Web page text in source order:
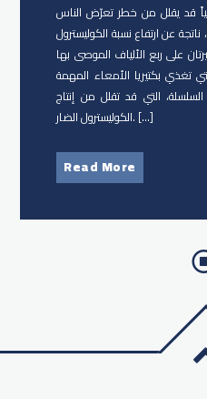
قد يقلل من خطر تعرّض الناس
عن ارتفاع نسبة الكوليسترول
على ربع الألياف الموصى بها
تغذي بكتيريا الأمعاء المهمة
التي قد تقلل من إنتاج
الكوليسترول الضار. […]
Read More